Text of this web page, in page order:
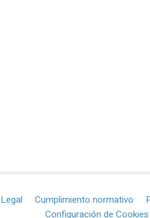
Cumplimiento normativo
Configuración de Cookies